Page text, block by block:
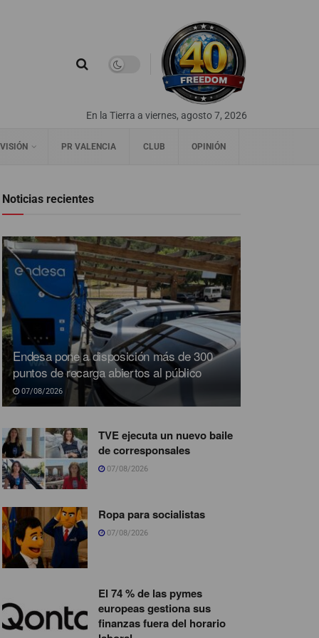
En la Tierra a viernes, agosto 7, 2026
PR VALENCIA CLUB OPINIÓN
Noticias recientes
Endesa pone a disposición más de 300
puntos de recarga abiertos al público
07/08/2026
TVE ejecuta un nuevo baile
de corresponsales
07/08/2026
Ropa para socialistas
07/08/2026
El 74 % de las pymes
europeas gestiona sus
finanzas fuera del horario